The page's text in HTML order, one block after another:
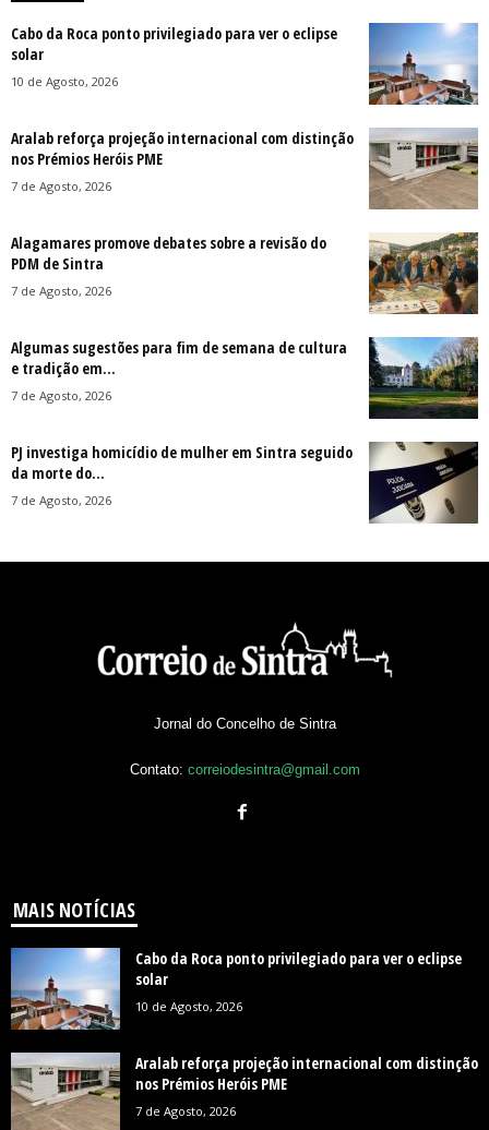
Cabo da Roca ponto privilegiado para ver o eclipse
solar
10 de Agosto, 2026
Aralab reforça projeção internacional com distinção
nos Prémios Heróis PME
7 de Agosto, 2026
Alagamares promove debates sobre a revisão do
PDM de Sintra
7 de Agosto, 2026
Algumas sugestões para fim de semana de cultura
e tradição em...
7 de Agosto, 2026
PJ investiga homicídio de mulher em Sintra seguido
da morte do...
7 de Agosto, 2026
Jornal do Concelho de Sintra
Contato: correiodesintra@gmail.com
MAIS NOTÍCIAS
Cabo da Roca ponto privilegiado para ver o eclipse
solar
10 de Agosto, 2026
Aralab reforça projeção internacional com distinção
nos Prémios Heróis PME
7 de Agosto, 2026